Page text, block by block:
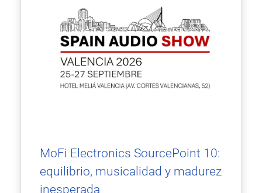
MoFi Electronics SourcePoint 10:
equilibrio, musicalidad y madurez
inesperada